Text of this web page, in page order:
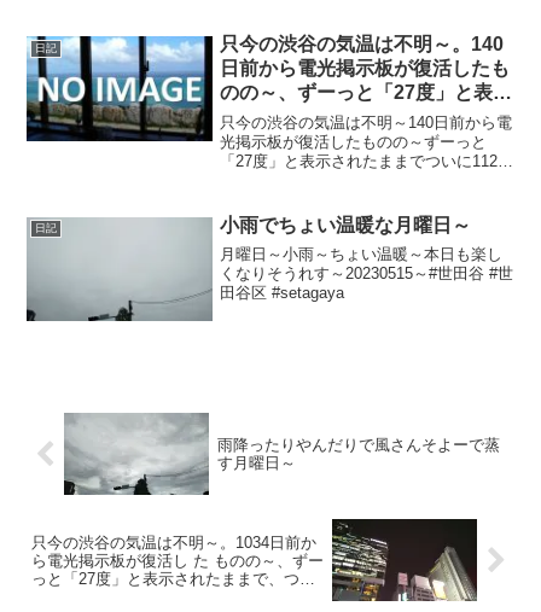
日記
只今の渋谷の気温は不明～。140
日前から電光掲示板が復活したも
のの～、ずーっと「27度」と表示
されたままで、ついに112日前か
ら電源オフ状態に～
只今の渋谷の気温は不明～140日前から電
光掲示板が復活したものの～ずーっと
「27度」と表示されたままでついに112日
温
日記 小雨でちょい温暖な月曜日～
月曜日～小雨～ちょい温暖～本日も楽し
くなりそうれす～20230515～#世田谷 #世
田谷区 #setagaya
雨降ったりやんだりで風さんそよーで蒸
す月曜日～
只今の渋谷の気温は不明～。1034日前か
ら電光掲示板が復活し た ものの～、ずー
っと「27度」と表示されたままで、つい